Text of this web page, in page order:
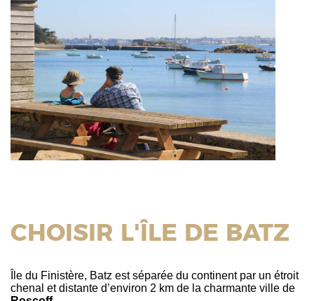
CHOISIR L'ÎLE DE BATZ
Île du Finistère, Batz est séparée du continent par un étroit
chenal et distante d’environ 2 km de la charmante ville de